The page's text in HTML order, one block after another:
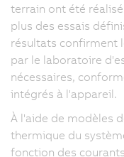
terrain ont été
plus des essais
résultats confirment
par le laboratoire
nécessaires,
intégrés à l'appareil.
À l'aide de modèles
thermique du
fonction des